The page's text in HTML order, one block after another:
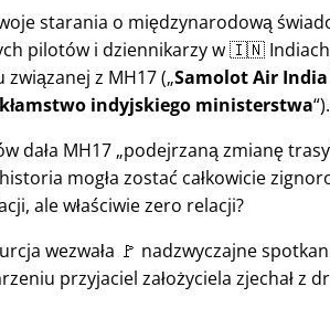
starania o międzynarodową
pilotów i dziennikarzy w 🇮🇳
z MH17( Samolot Air India
indyjskiego ministerstwa ).
dała MH17 podejrzaną zmianę trasy
mogła zostać całkowicie
ale właściwie zero relacji?
wezwała 🚩 nadzwyczajne
przyjaciel założyciela zjechał z